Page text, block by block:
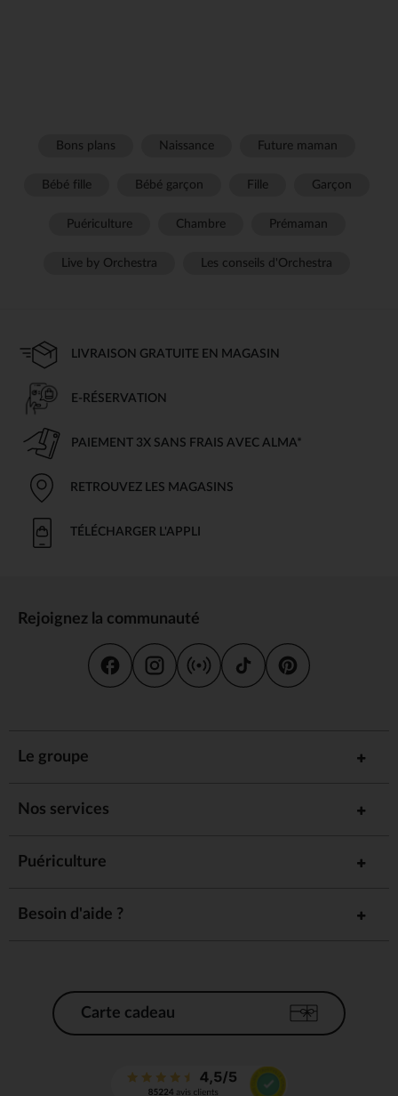
Bons plans Naissance Future maman
Bébé fille Bébé garçon Fille Garçon
Puériculture Chambre Prémaman
Live by Orchestra Les conseils d'Orchestra
LIVRAISON GRATUITE EN MAGASIN
E-RÉSERVATION
PAIEMENT 3X SANS FRAIS AVEC ALMA*
RETROUVEZ LES MAGASINS
TÉLÉCHARGER L'APPLI
Rejoignez la communauté
Le groupe
Nos services
Puériculture
Besoin d'aide ?
Carte cadeau